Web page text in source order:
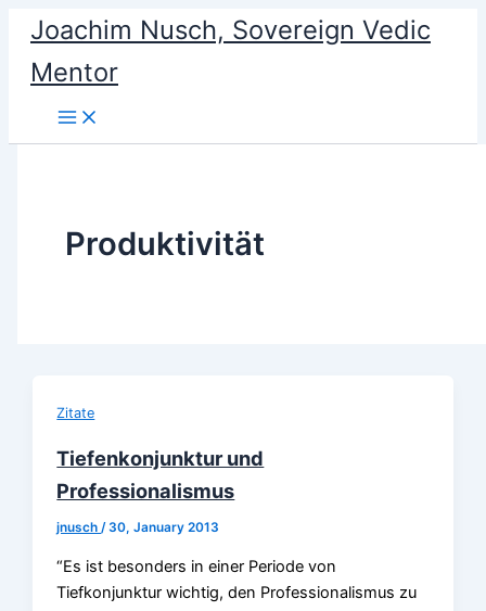
content
Joachim Nusch, Sovereign Vedic
Mentor
Produktivität
Zitate
Tiefenkonjunktur und
Professionalismus
jnusch/30, January 2013
“Es ist besonders in einer Periode von
Tiefkonjunktur wichtig, den Professionalismus zu